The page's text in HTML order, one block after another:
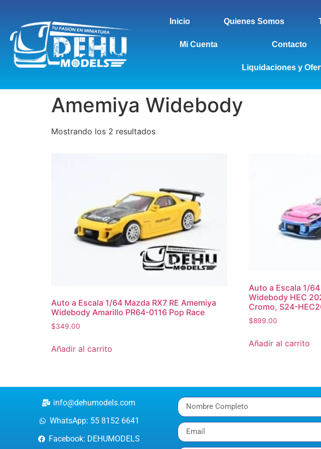
Inicio Quienes Somos
Mi Cuenta Contacto
Liquidaciones y
Amemiya Widebody
Mostrando los 2 resultados
Auto a Escala 1/64 Mazda RX7 RE Amemiya
Widebody Amarillo PR64-0116 Pop Race
$349.00
Añadir al carrito
Auto a Escala 1/
Widebody HEC
Cromo, S24-
$899.00
Añadir al carrito
info@dehumodels.com
WhatsApp: 55 8152 6641
Facebook: DEHUMODELS